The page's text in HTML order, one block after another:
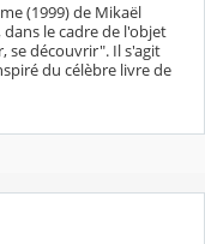
(1999) de Mikaël
le cadre de l'objet
se découvrir". Il s'agit
du célèbre livre de